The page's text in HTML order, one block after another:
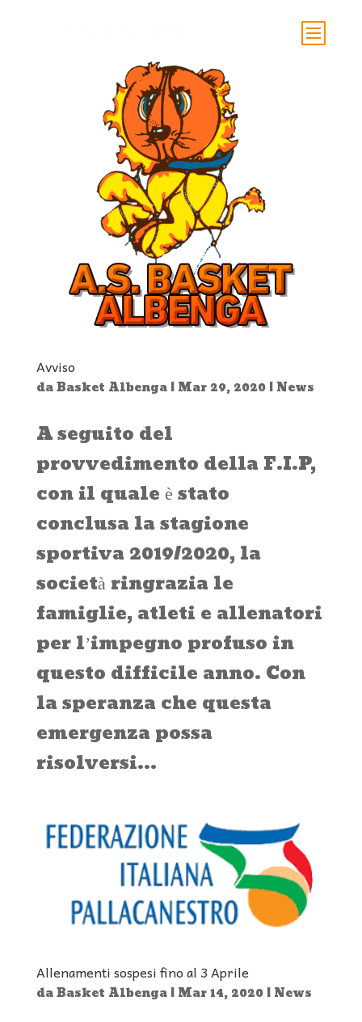
Avviso
daBasket Albenga| Mar 29, 2020| News
A seguito del
provvedimento della F.I.P,
con il quale è stato
conclusa la stagione
sportiva 2019/2020, la
società ringrazia le
famiglie, atleti e allenatori
per l’impegno profuso in
questo difficile anno. Con
la speranza che questa
emergenza possa
risolversi...
Allenamenti sospesi fino al 3 Aprile
daBasket Albenga| Mar 14, 2020| News